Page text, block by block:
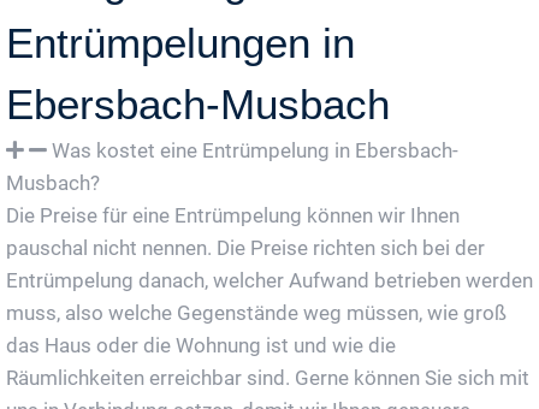
Entrümpelungen in
Ebersbach-Musbach
Was kostet eine Entrümpelung in Ebersbach-
Musbach?
Die Preise für eine Entrümpelung können wir Ihnen
pauschal nicht nennen. Die Preise richten sich bei der
Entrümpelung danach, welcher Aufwand betrieben werden
muss, also welche Gegenstände weg müssen, wie groß
das Haus oder die Wohnung ist und wie die
Räumlichkeiten erreichbar sind. Gerne können Sie sich mit